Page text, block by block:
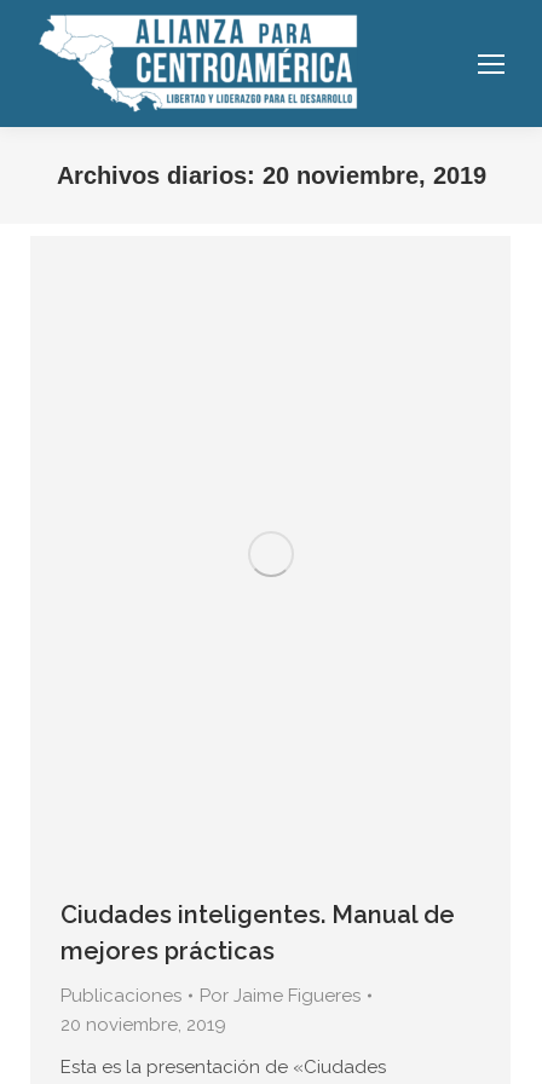
Archivos diarios: 20 noviembre, 2019
Ciudades inteligentes. Manual de
mejores prácticas
Publicaciones Por Jaime Figueres
20 noviembre, 2019
Esta es la presentación de «Ciudades